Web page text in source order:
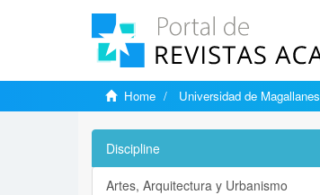
Home Universidad de Magallanes
Discipline
Artes, Arquitectura y Urbanismo